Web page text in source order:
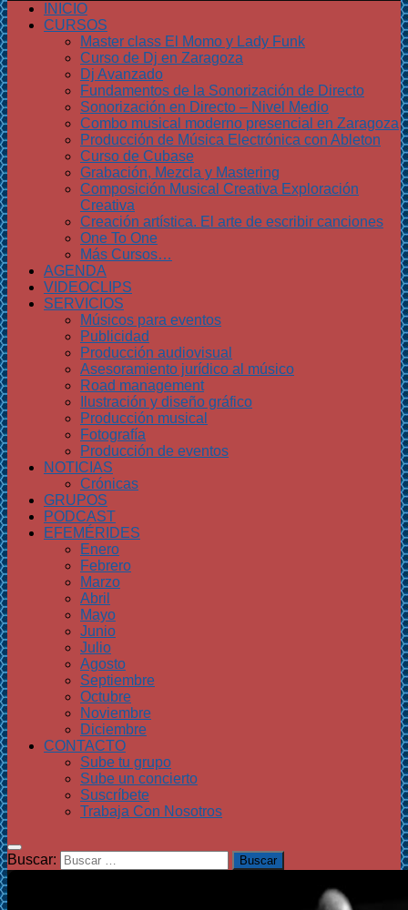
INICIO
CURSOS
Master class El Momo y Lady Funk
Curso de Dj en Zaragoza
Dj Avanzado
Fundamentos de la Sonorización de Directo
Sonorización en Directo – Nivel Medio
Combo musical moderno presencial en Zaragoza
Producción de Música Electrónica con Ableton
Curso de Cubase
Grabación, Mezcla y Mastering
Composición Musical Creativa Exploración
Creativa
Creación artística. El arte de escribir canciones
One To One
Más Cursos…
AGENDA
VIDEOCLIPS
SERVICIOS
Músicos para eventos
Publicidad
Producción audiovisual
Asesoramiento jurídico al músico
Road management
Ilustración y diseño gráfico
Producción musical
Fotografía
Producción de eventos
NOTICIAS
Crónicas
GRUPOS
PODCAST
EFEMÉRIDES
Enero
Febrero
Marzo
Abril
Mayo
Junio
Julio
Agosto
Septiembre
Octubre
Noviembre
Diciembre
CONTACTO
Sube tu grupo
Sube un concierto
Suscríbete
Trabaja Con Nosotros
Buscar: